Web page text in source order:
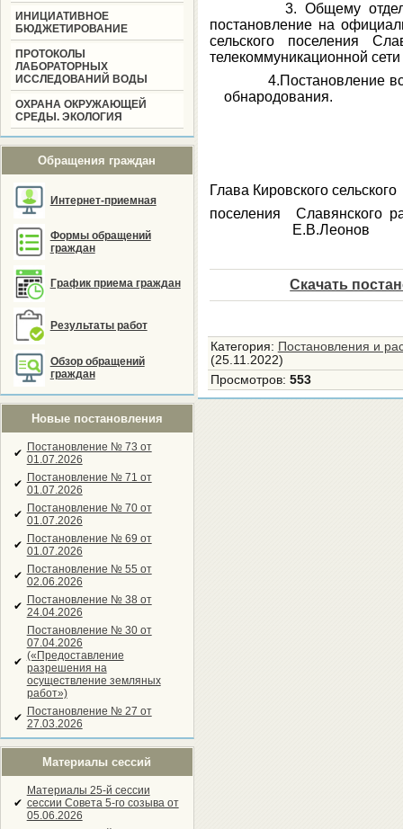
ИНИЦИАТИВНОЕ
БЮДЖЕТИРОВАНИЕ
ПРОТОКОЛЫ
ЛАБОРАТОРНЫХ
ИССЛЕДОВАНИЙ ВОДЫ
ОХРАНА ОКРУЖАЮЩЕЙ
СРЕДЫ. ЭКОЛОГИЯ
Обращения граждан
Интернет-приемная
Формы обращений
граждан
График приема граждан
Результаты работ
Обзор обращений
граждан
Новые постановления
✔ Постановление № 73 от
01.07.2026
✔ Постановление № 71 от
01.07.2026
✔ Постановление № 70 от
01.07.2026
✔ Постановление № 69 от
01.07.2026
✔ Постановление № 55 от
02.06.2026
✔ Постановление № 38 от
24.04.2026
✔
Постановление № 30 от
07.04.2026
(«Предоставление
разрешения на
осуществление земляных
работ»)
✔ Постановление № 27 от
27.03.2026
Материалы сессий
✔
Материалы 25-й сессии
сессии Совета 5-го созыва от
05.06.2026
3. Общему отделу
постановление на
сельского поселения
телекоммуникационной
4.Постановление
обнародования.
Глава Кировского сельского
поселения
Е.В.Леонов
Скачать
Категория: Постановления и
(25.11.2022)
Просмотров: 553